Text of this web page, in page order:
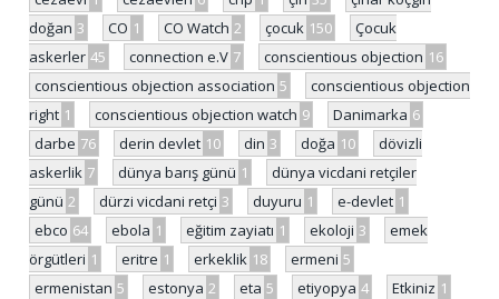
doğan 3 CO 1 CO Watch 2 çocuk 150
Çocuk
askerler 45 connection e.V 7 conscientious objection 16
conscientious objection association 5
conscientious objection
right 1 conscientious objection watch 9 Danimarka 6
darbe 76 derin devlet 10 din 3 doğa 10
dövizli
askerlik 7 dünya barış günü 1
dünya vicdani retçiler
günü 2 dürzi vicdani retçi 3 duyuru 1 e-devlet 1
ebco 64 ebola 1 eğitim zayiatı 1 ekoloji 3
emek
örgütleri 1 eritre 1 erkeklik 18 ermeni 5
ermenistan 5 estonya 2 eta 5 etiyopya 4 Etkiniz 1